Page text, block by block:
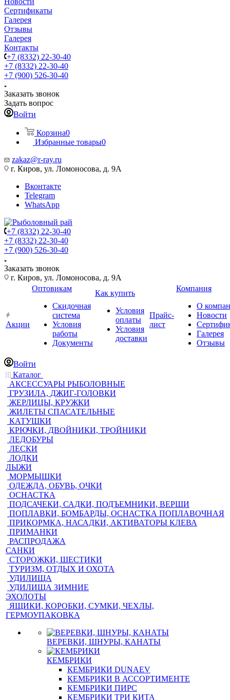
Сертификаты
Галерея
Отзывы
Галерея
Контакты
+7 (8332) 22-30-40
+7 (8332) 22-30-40
+7 (900) 526-30-40
Заказать звонок
Задать вопрос
Войти
Корзина0
Избранные товары0
zakaz@r-ray.ru
г. Киров, ул. Ломоносова, д. 9А
Вконтакте
Telegram
WhatsApp
+7 (8332) 22-30-40
+7 (8332) 22-30-40
+7 (900) 526-30-40
Заказать звонок
г. Киров, ул. Ломоносова, д. 9А
Акции
Оптовикам
Скидочная
система
Условия
работы
Документы
Как купить
Условия
оплаты
Условия
доставки
Прайс-
лист
Компания
О
Новости
Галерея
Отзывы
Войти
Каталог
АКСЕССУАРЫ РЫБОЛОВНЫЕ
ГРУЗИЛА, ДЖИГ-ГОЛОВКИ
ЖЕРЛИЦЫ, КРУЖКИ
ЖИЛЕТЫ СПАСАТЕЛЬНЫЕ
КАТУШКИ
КРЮЧКИ, ДВОЙНИКИ, ТРОЙНИКИ
ЛЕДОБУРЫ
ЛЕСКИ
ЛОДКИ
ЛЫЖИ
МОРМЫШКИ
ОДЕЖДА, ОБУВЬ, ОЧКИ
ОСНАСТКА
ПОДСАЧЕКИ, САДКИ, ПОДЪЕМНИКИ, ВЕРШИ
ПОПЛАВКИ, БОМБАРДЫ, ОСНАСТКА ПОПЛАВОЧНАЯ
ПРИКОРМКА, НАСАДКИ, АКТИВАТОРЫ КЛЕВА
ПРИМАНКИ
РАСПРОДАЖА
САНКИ
СТОРОЖКИ, ШЕСТИКИ
ТУРИЗМ, ОТДЫХ И ОХОТА
УДИЛИЩА
УДИЛИЩА ЗИМНИЕ
ЭХОЛОТЫ
ЯЩИКИ, КОРОБКИ, СУМКИ, ЧЕХЛЫ,
ГЕРМОУПАКОВКА
ВЕРЕВКИ, ШНУРЫ, КАНАТЫ
КЕМБРИКИ
КЕМБРИКИ DUNAEV
КЕМБРИКИ В АССОРТИМЕНТЕ
КЕМБРИКИ ПИРС
КЕМБРИКИ ТРИ КИТА